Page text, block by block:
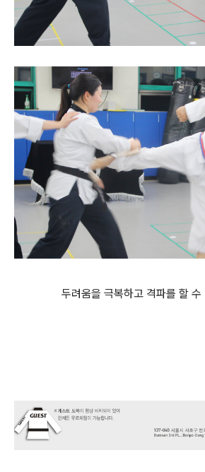
두려움을 극복하고 격파를 할 수